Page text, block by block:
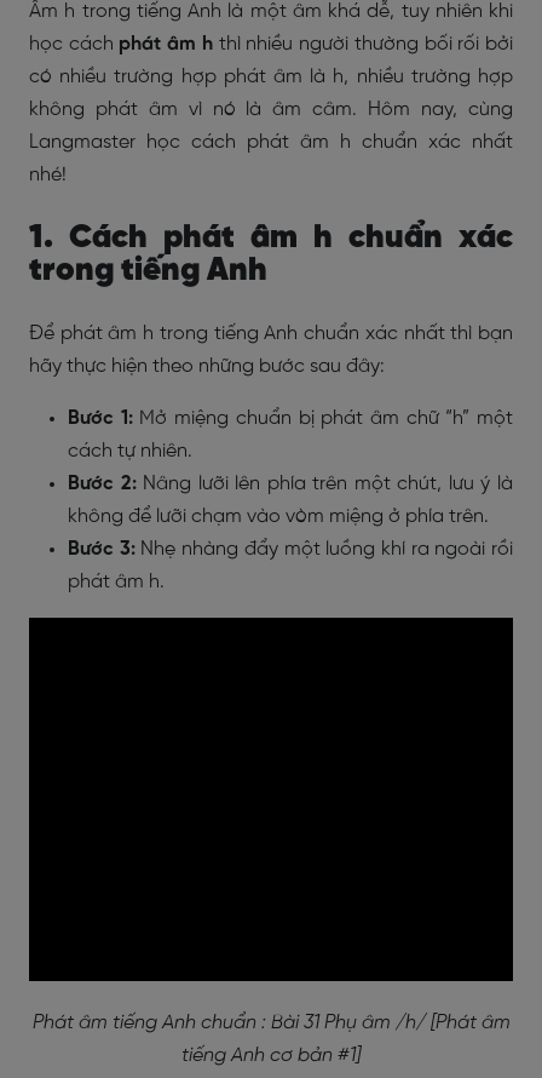
Âm h trong tiếng Anh là một âm khá dễ, tuy nhiên khi
học cách phát âm h thì nhiều người thường bối rối bởi
có nhiều trường hợp phát âm là h, nhiều trường hợp
không phát âm vì nó là âm câm. Hôm nay, cùng
Langmaster học cách phát âm h chuẩn xác nhất
nhé!
1. Cách phát âm h chuẩn xác
trong tiếng Anh
Để phát âm h trong tiếng Anh chuẩn xác nhất thì bạn
hãy thực hiện theo những bước sau đây:
Bước 1:Mở miệng chuẩn bị phát âm chữ “h” một
cách tự nhiên.
Bước 2:Nâng lưỡi lên phía trên một chút, lưu ý là
không để lưỡi chạm vào vòm miệng ở phía trên.
Bước 3: Nhẹ nhàng đẩy một luồng khí ra ngoài rồi
phát âm h.
Phát âm tiếng Anh chuẩn : Bài 31 Phụ âm /h/ [Phát âm
tiếng Anh cơ bản #1]